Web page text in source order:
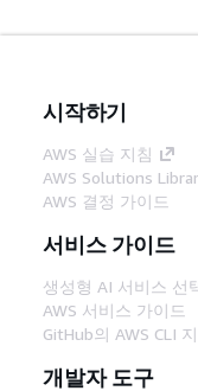
시작하기
AWS 실습 지침
AWS Solutions
AWS 결정 가이드
서비스 가이드
생성형 AI 서비스 선
AWS 서비스 가이드
GitHub의 AWS CLI
개발자 도구